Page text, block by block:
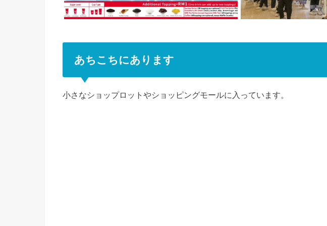
あちこちにあります
小さなショップロットやショッピングモールに入っています。